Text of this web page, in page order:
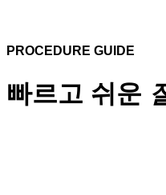
PROCEDURE GUIDE
빠르고 쉬운